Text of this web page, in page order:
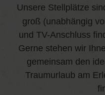
Unsere Stellplätze
groß (unabhängig
und TV-Anschluss
Gerne stehen wir
gemeinsam den
Traumurlaub am